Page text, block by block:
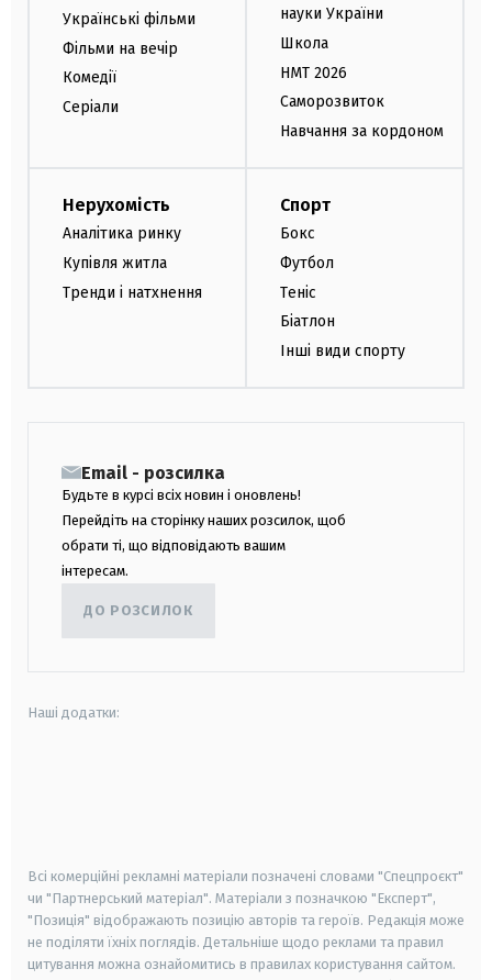
Українські фільми
Фільми на вечір
Комедії
Серіали
науки України
Школа
НМТ 2026
Саморозвиток
Навчання за кордоном
Нерухомість
Аналітика ринку
Купівля житла
Тренди і натхнення
Спорт
Бокс
Футбол
Теніс
Біатлон
Інші види спорту
Email - розсилка
Будьте в курсі всіх новин і оновлень!
Перейдіть на сторінку наших розсилок, щоб
обрати ті, що відповідають вашим
інтересам.
ДО РОЗСИЛОК
Наші додатки:
Всі комерційні рекламні матеріали позначені словами "Спецпроєкт"
чи "Партнерський матеріал". Матеріали з позначкою "Експерт",
"Позиція" відображають позицію авторів та героїв. Редакція може
не поділяти їхніх поглядів. Детальніше щодо реклами та правил
цитування можна ознайомитись в правилах користування сайтом.